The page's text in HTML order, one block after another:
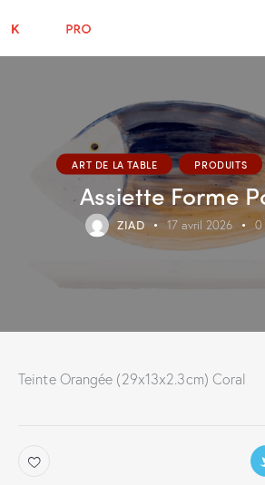
ART DE LA TABLE PRODUITS
Assiette Forme
ZIAD 17 avril 2026 0
Teinte Orangée (29x13x2.3cm) Coral